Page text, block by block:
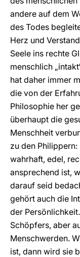
andere auf dem
des Todes
Herz und
Seele ins rechte
menschlich
hat daher immer
die von der
Philosophie her
überhaupt die
Menschheit
zu den
wahrhaft, edel,
ansprechend ist,
darauf seid
gehört auch die
der
Schöpfers, aber
Menschwerden.
ist, dann wird sie